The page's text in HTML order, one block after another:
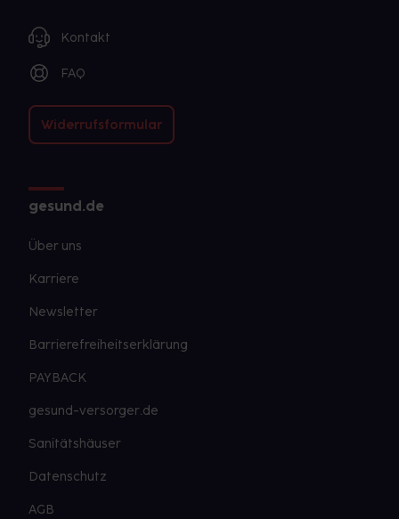
Kontakt
FAQ
Widerrufsformular
gesund.de
Über uns
Karriere
Newsletter
Barrierefreiheitserklärung
PAYBACK
gesund-versorger.de
Sanitätshäuser
Datenschutz
AGB